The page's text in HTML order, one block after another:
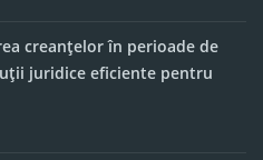
creanțelor în perioade de
juridice eficiente pentru